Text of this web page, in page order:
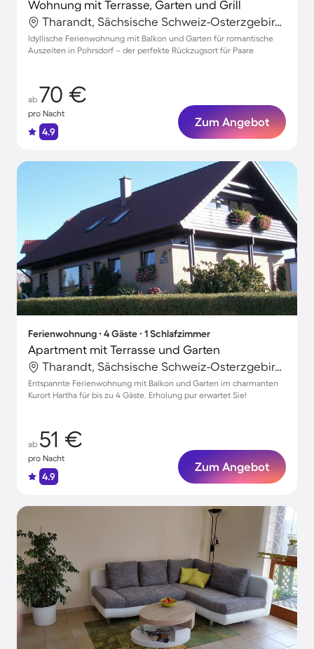
Wohnung mit Terrasse, Garten und Grill
Tharandt, Sächsische Schweiz-Osterzgebirge, Deutschland
Idyllische Ferienwohnung mit Balkon und Garten für romantische
Auszeiten in Pohrsdorf – der perfekte Rückzugsort für Paare
ab 70 €
pro Nacht
4.9
Zum Angebot
Ferienwohnung ∙ 4 Gäste ∙ 1 Schlafzimmer
Apartment mit Terrasse und Garten
Tharandt, Sächsische Schweiz-Osterzgebirge, Deutschland
Entspannte Ferienwohnung mit Balkon und Garten im charmanten
Kurort Hartha für bis zu 4 Gäste. Erholung pur erwartet Sie!
ab 51 €
pro Nacht
4.9
Zum Angebot